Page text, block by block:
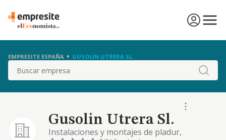
EMPRESITE ESPAÑA GUSOLIN UTRERA SL.
Buscar
Gusolin Utrera Sl.
Instalaciones y montajes de pladur,